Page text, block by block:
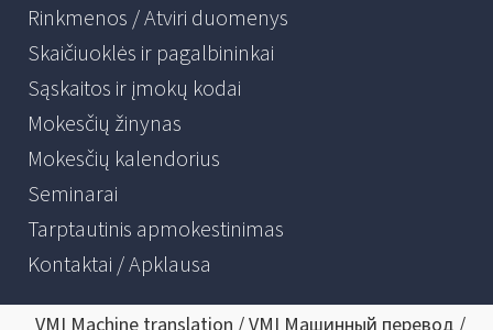
Rinkmenos / Atviri duomenys
Skaičiuoklės ir pagalbininkai
Sąskaitos ir įmokų kodai
Mokesčių žinynas
Mokesčių kalendorius
Seminarai
Tarptautinis apmokestinimas
Kontaktai / Apklausa